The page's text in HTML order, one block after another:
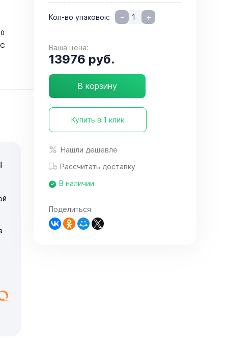
Кол-во упаковок: - +
Ваша цена:
13976 руб.
В корзину
Купить в 1 клик
Нашли дешевле
Рассчитать доставку
В наличии
Поделиться